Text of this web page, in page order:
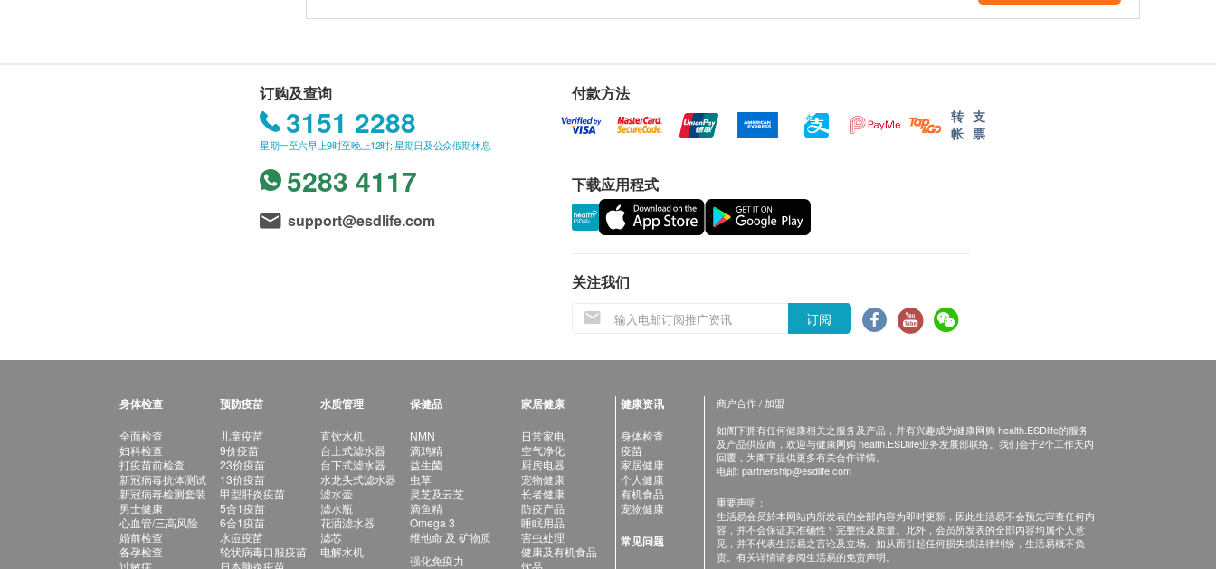
订购及查询
3151 2288
星期一至六早上9时至晚上12时; 星期日及公众假期休息
5283 4117
support@esdlife.com
付款方法
转
帐
支
票
下载应用程式
关注我们
订阅
身体检查
全面检查
妇科检查
打疫苗前检查
新冠病毒抗体测试
新冠病毒检测套装
男士健康
心血管/三高风险
婚前检查
备孕检查
过敏症
预防疫苗
儿童疫苗
9价疫苗
23价疫苗
13价疫苗
甲型肝炎疫苗
5合1疫苗
6合1疫苗
水痘疫苗
轮状病毒口服疫苗
日本脑炎疫苗
水质管理
直饮水机
台上式滤水器
台下式滤水器
水龙头式滤水器
滤水壶
滤水瓶
花洒滤水器
滤芯
电解水机
保健品
NMN
滴鸡精
益生菌
虫草
灵芝及云芝
滴鱼精
Omega 3
维他命 及 矿物质
强化免疫力
家居健康
日常家电
空气净化
厨房电器
宠物健康
长者健康
防疫产品
睡眠用品
害虫处理
健康及有机食品
饮品
健康资讯
身体检查
疫苗
家居健康
个人健康
有机食品
宠物健康
常见问题
商户合作 / 加盟
如阁下拥有任何健康相关之服务及产品，并有兴趣成为健康网购 health.ESDlife的服务
及产品供应商，欢迎与健康网购 health.ESDlife业务发展部联络。我们会于2个工作天内
回覆，为阁下提供更多有关合作详情。
电邮: partnership@esdlife.com
重要声明：
生活易会员於本网站内所发表的全部内容为即时更新，因此生活易不会预先审查任何内
容，并不会保证其准确性丶完整性及质量。此外，会员所发表的全部内容均属个人意
见，并不代表生活易之言论及立场。如从而引起任何损失或法律纠纷，生活易概不负
责。有关详情请参阅生活易的免责声明。